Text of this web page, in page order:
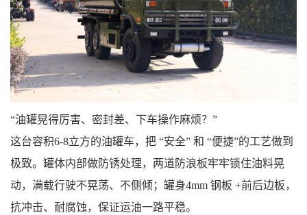
“油罐晃得厉害、密封差、下车操作麻烦？ ”
这台容积6-8立方的油罐车，把 “安全” 和 “便捷”的工艺做到
极致。 罐体内部做防锈处理，两道防浪板牢牢锁住油料晃
动，满载行驶不晃荡、不侧倾； 罐身4mm 钢板 +前后边板，
抗冲击、耐腐蚀，保证运油一路平稳。